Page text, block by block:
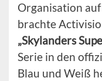
Organisation
brachte
„Skylanders
Serie in den
Blau und Weiß